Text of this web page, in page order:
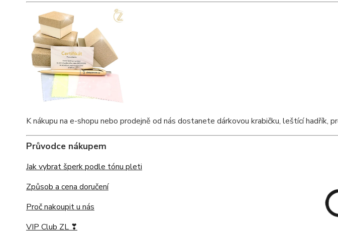
K nákupu na e-shopu nebo prodejně od nás dostanete dárkovou krabičku, leštící hadřík,
Průvodce nákupem
Jak vybrat šperk podle tónu pleti
Způsob a cena doručení
Proč nakoupit u nás
VIP Club ZL ❣